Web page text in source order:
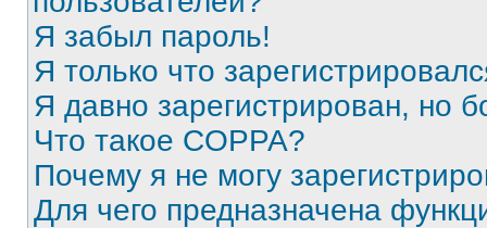
Я забыл пароль!
Я только что
Я давно зарегистрирован, но
Что такое COPPA?
Почему я не могу
Для чего предназначена